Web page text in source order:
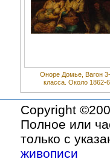
Оноре Домье, Вагон
класса. Около 1862-
Copyright
Полное или
только с
живописи